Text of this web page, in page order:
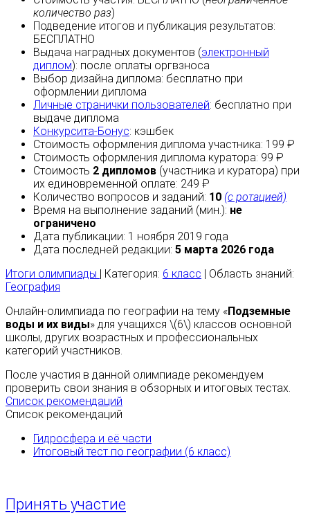
количество раз)
Подведение итогов и публикация результатов:
БЕСПЛАТНО
Выдача наградных документов (электронный
диплом): после оплаты оргвзноса
Выбор дизайна диплома: бесплатно при
оформлении диплома
Личные странички пользователей: бесплатно при
выдаче диплома
Конкурсита-Бонус: кэшбек
Стоимость оформления диплома участника: 199 ₽
Стоимость оформления диплома куратора: 99 ₽
Стоимость 2 дипломов (участника и куратора) при
их единовременной оплате: 249 ₽
Количество вопросов и заданий: 10 (с ротацией)
Время на выполнение заданий (мин.): не
ограничено
Дата публикации: 1 ноября 2019 года
Дата последней редакции: 5 марта 2026 года
Итоги олимпиады
| Категория: 6 класс | Область знаний:
География
Онлайн-олимпиада по географии на тему «Подземные
воды и их виды» для учащихся \(6\) классов основной
школы, других возрастных и профессиональных
категорий участников.
После участия в данной олимпиаде рекомендуем
проверить свои знания в обзорных и итоговых тестах.
Список рекомендаций
Список рекомендаций
Гидросфера и её части
Итоговый тест по географии (6 класс)
Принять участие